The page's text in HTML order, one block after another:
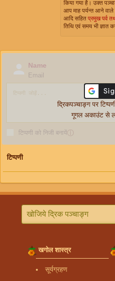
किया गया है। उक्त
आप माह पर्यन्त आने वाले
आदि सहित प्रमुख पर्व
तिथि एवं समय भी ज्ञात
Name
Email
टिप्पणी को निजी बनायेंⓘ
द्रिकपञ्चाङ्ग पर
गूगल अकाउंट से
टिप्पणी
खगोल शास्त्र
सूर्यग्रहण